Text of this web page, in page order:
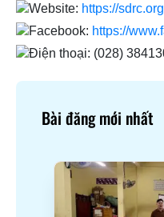
Website: https://
Facebook: https://
Điện thoại: (028)
Bài đăng mới nhất